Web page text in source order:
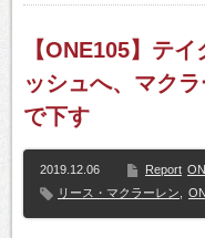
【ONE105】テ
ッシュへ、マク
で下す
2019.12.06 Report
リース・マクラーレン